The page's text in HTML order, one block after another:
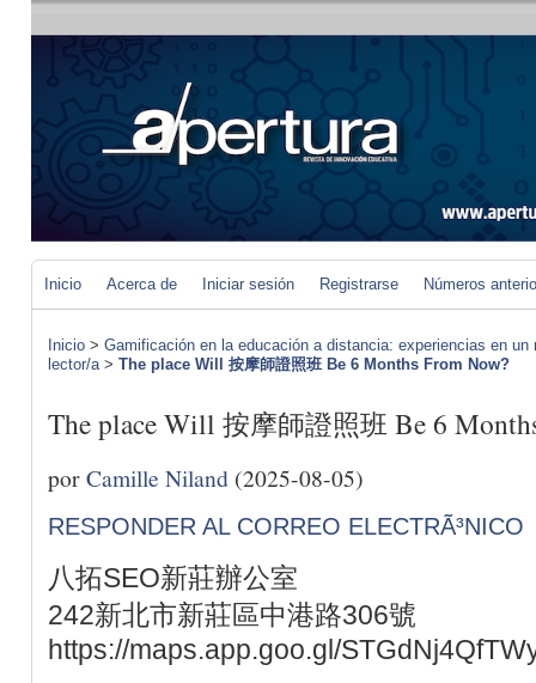
Inicio Acerca de Iniciar sesión Registrarse Números
Inicio > Gamificación en la educación a distancia: experiencias en
lector/a> The place Will 按摩師證照班 Be 6 Months From Now?
The place Will 按摩師證照班 Be 6
porCamille Niland (2025-08-05)
RESPONDER AL CORREO ELECTRÃ³NICO
八拓SEO新莊辦公室
242新北市新莊區中港路306號
https://maps.app.goo.gl/